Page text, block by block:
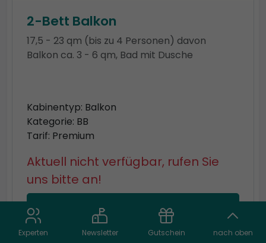
2-Bett Balkon
17,5 - 23 qm (bis zu 4 Personen) davon
Balkon ca. 3 - 6 qm, Bad mit Dusche
Kabinentyp: Balkon
Kategorie: BB
Tarif: Premium
Aktuell nicht verfügbar, rufen Sie
uns bitte an!
Experten Newsletter Gutschein nach oben